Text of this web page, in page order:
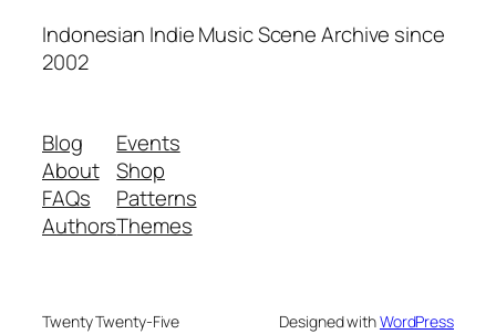
Indonesian Indie Music Scene Archive since
2002
Blog
About
FAQs
Authors
Events
Shop
Patterns
Themes
Twenty Twenty-Five Designed withWordPress